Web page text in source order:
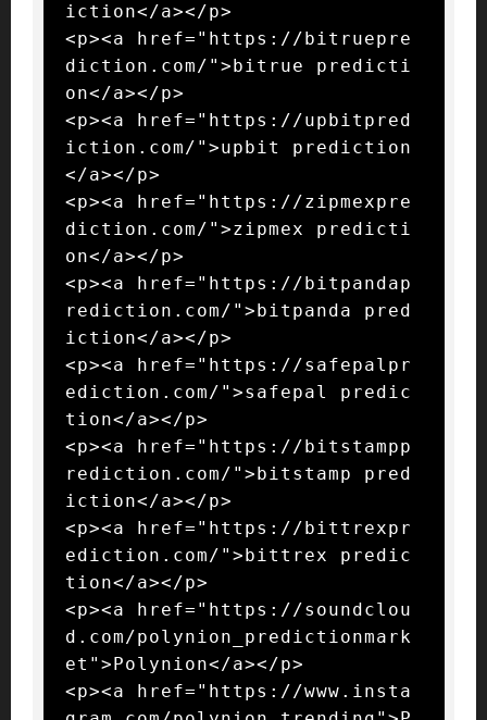
iction</a></p>
<p><a href="https://bitruepre
diction.com/">bitrue predicti
on</a></p>
<p><a href="https://upbitpred
iction.com/">upbit prediction
</a></p>
<p><a href="https://zipmexpre
diction.com/">zipmex predicti
on</a></p>
<p><a href="https://bitpandap
rediction.com/">bitpanda pred
iction</a></p>
<p><a href="https://safepalpr
ediction.com/">safepal predic
tion</a></p>
<p><a href="https://bitstampp
rediction.com/">bitstamp pred
iction</a></p>
<p><a href="https://bittrexpr
ediction.com/">bittrex predic
tion</a></p>
<p><a href="https://soundclou
d.com/polynion_predictionmark
et">Polynion</a></p>
<p><a href="https://www.insta